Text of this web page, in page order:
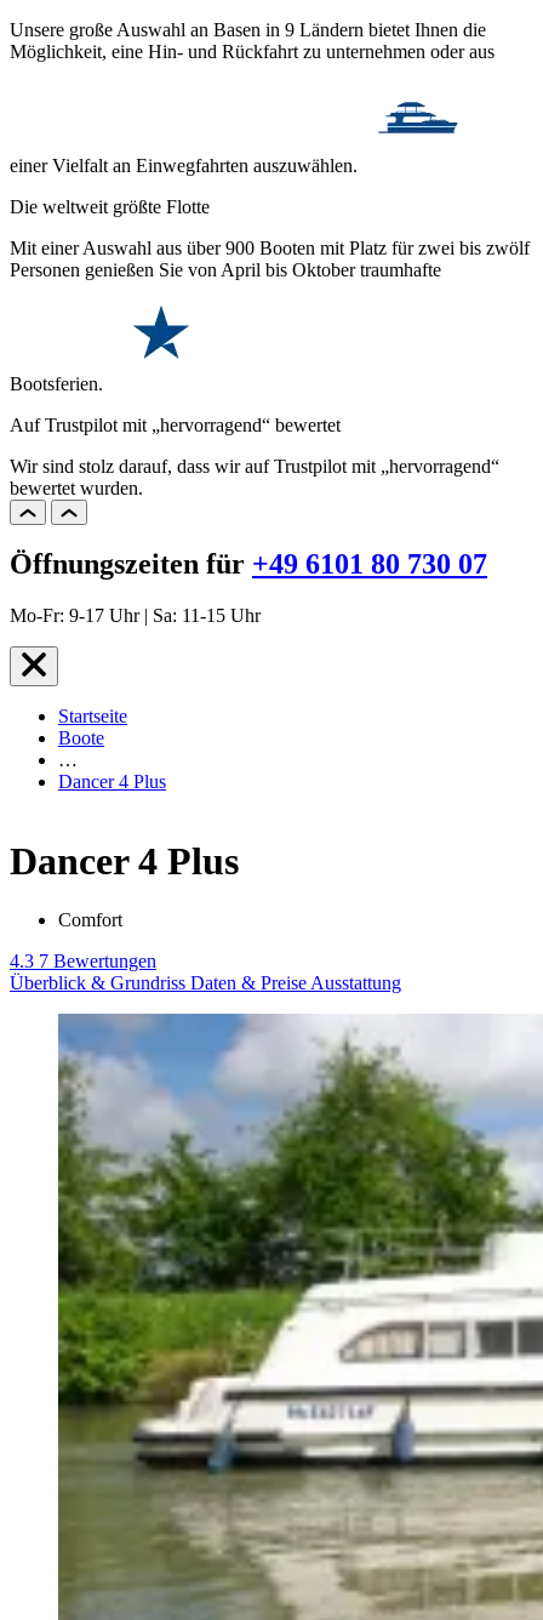
Unsere große Auswahl an Basen in 9 Ländern bietet Ihnen die
Möglichkeit, eine Hin- und Rückfahrt zu unternehmen oder aus
einer Vielfalt an Einwegfahrten auszuwählen.
Die weltweit größte Flotte
Mit einer Auswahl aus über 900 Booten mit Platz für zwei bis zwölf
Personen genießen Sie von April bis Oktober traumhafte
Bootsferien.
Auf Trustpilot mit „hervorragend“ bewertet
Wir sind stolz darauf, dass wir auf Trustpilot mit „hervorragend“
bewertet wurden.
Öffnungszeiten für +49 6101 80 730 07
Mo-Fr: 9-17 Uhr | Sa: 11-15 Uhr
Startseite
Boote
…
Dancer 4 Plus
Dancer 4 Plus
Comfort
4.3 7 Bewertungen
Überblick & Grundriss Daten & Preise Ausstattung